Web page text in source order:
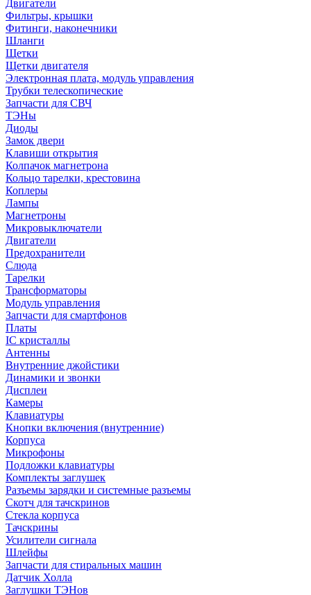
Двигатели
Фильтры, крышки
Фитинги, наконечники
Шланги
Щетки
Щетки двигателя
Электронная плата, модуль управления
Трубки телескопические
Запчасти для СВЧ
ТЭНы
Диоды
Замок двери
Клавиши открытия
Колпачок магнетрона
Кольцо тарелки, крестовина
Коплеры
Лампы
Магнетроны
Микровыключатели
Двигатели
Предохранители
Слюда
Тарелки
Трансформаторы
Модуль управления
Запчасти для смартфонов
Платы
IC кристаллы
Антенны
Внутренние джойстики
Динамики и звонки
Дисплеи
Камеры
Клавиатуры
Кнопки включения (внутренние)
Корпуса
Микрофоны
Подложки клавиатуры
Комплекты заглушек
Разъемы зарядки и системные разъемы
Скотч для тачскринов
Стекла корпуса
Тачскрины
Усилители сигнала
Шлейфы
Запчасти для стиральных машин
Датчик Холла
Заглушки ТЭНов